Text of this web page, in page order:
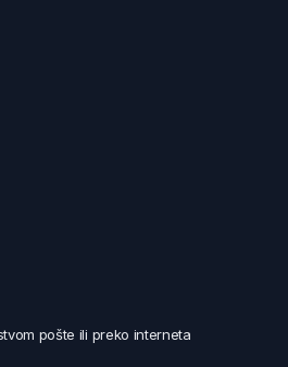
pošte ili preko interneta